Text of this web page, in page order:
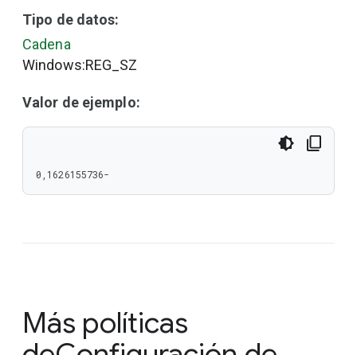
Tipo de datos:
Cadena
Windows:REG_SZ
Valor de ejemplo:
0,1626155736-
Más políticas